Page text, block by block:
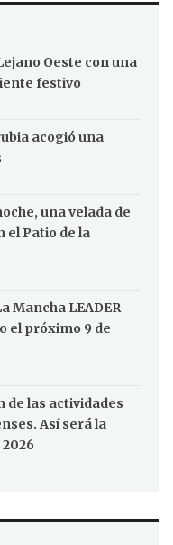
Oeste con una
festivo
acogió una
una velada de
el Patio de la
Mancha LEADER
el próximo 9 de
de las actividades
Así será la